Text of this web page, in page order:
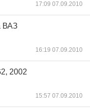
17:09 07.09.2010
ВАЗ
16:19 07.09.2010
2002
15:57 07.09.2010